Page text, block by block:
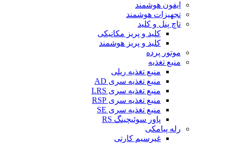
ایفون هوشمند
تجهیزات هوشمند
تاچ پنل و کلید
کلید و پریز مکانیکی
کلید و پریز هوشمند
موتور پرده
منبع تغذیه
منبع تغذیه ریلی
منبع تغذیه سری AD
منبع تغذیه سری LRS
منبع تغذیه سری RSP
منبع تغذیه سری SE
پاور سوئیچینگ RS
رله پیامکی
غیرسیم کارتی